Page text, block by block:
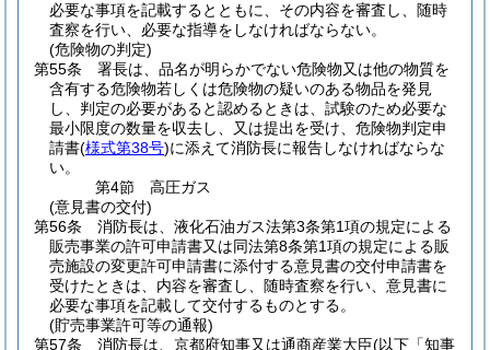
必要な事項を記載するとともに、その内容を審査し、随時
査察を行い、必要な指導をしなければならない。
(危険物の判定)
第55条
署長は、品名が明らかでない危険物又は他の物質を
含有する危険物若しくは危険物の疑いのある物品を発見
し、判定の必要があると認めるときは、試験のため必要な
最小限度の数量を収去し、又は提出を受け、危険物判定申
請書(様式第38号)に添えて消防長に報告しなければならな
い。
第4節
高圧ガス
(意見書の交付)
第56条
消防長は、液化石油ガス法第3条第1項の規定による
販売事業の許可申請書又は同法第8条第1項の規定による販
売施設の変更許可申請書に添付する意見書の交付申請書を
受けたときは、内容を審査し、随時査察を行い、意見書に
必要な事項を記載して交付するものとする。
(貯売事業許可等の通報)
第57条
消防長は、京都府知事又は通商産業大臣(以下「知事